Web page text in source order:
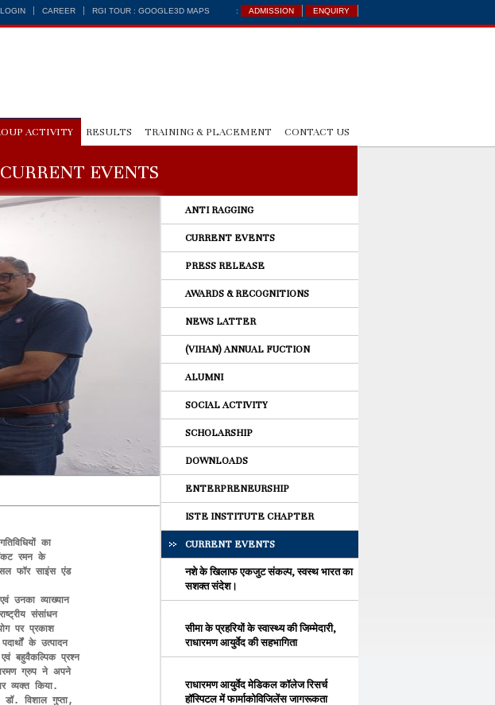
LOGIN CAREER RGI TOUR : GOOGLE3D MAPS : ADMISSION ENQUIRY
ACTIVITY RESULTS TRAINING & PLACEMENT CONTACT US
EVENTS
का
रमन के
फॉर साइंस एंड
उनका व्याख्यान
संसांधन
पर प्रकाश
के उत्पादन
बहुवैकल्पिक प्रश्न
ग्रुप ने अपने
व्यक्त किया.
विशाल गुप्ता,
ANTI RAGGING
CURRENT EVENTS
PRESS RELEASE
AWARDS & RECOGNITIONS
NEWS LATTER
(VIHAN) ANNUAL FUCTION
ALUMNI
SOCIAL ACTIVITY
SCHOLARSHIP
DOWNLOADS
ENTERPRENEURSHIP
ISTE INSTITUTE CHAPTER
CURRENT EVENTS
नशे के खिलाफ एकजुट संकल्प, स्वस्थ भारत का
सशक्त संदेश।
सीमा के प्रहरियों के स्वास्थ्य की जिम्मेदारी,
राधारमण आयुर्वेद की सहभागिता
राधारमण आयुर्वेद मेडिकल कॉलेज रिसर्च
हॉस्पिटल में फार्माकोविजिलेंस जागरूकता